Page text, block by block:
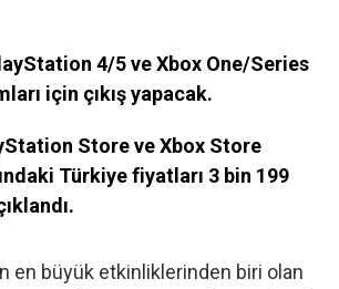
4/5 ve Xbox One/Series
için çıkış yapacak.
Store ve Xbox Store
Türkiye fiyatları 3 bin 199
en büyük etkinliklerinden biri olan